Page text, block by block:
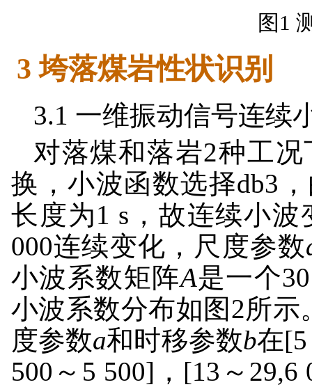
图1
3 垮落煤岩性状识别
3.1 一维振动信号连续
对落煤和落岩2种工
换，小波函数选择db3
长度为1 s，故连续小
000连续变化，尺度参数
小波系数矩阵A是一个
小波系数分布如图2所
度参数a和时移参数b在[5
500～5 500]，[13～29,6